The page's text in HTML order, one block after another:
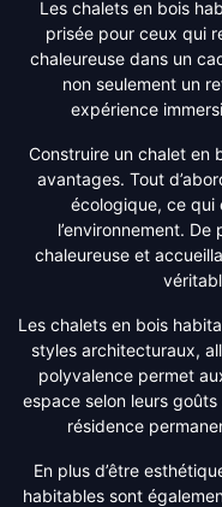
Les chalets en bois
prisée pour ceux qui
chaleureuse dans un
non seulement un
expérience
Construire un chalet en
avantages. Tout
écologique, ce qui
l’environnement.
chaleureuse et
Les chalets en bois
styles architecturaux,
polyvalence permet
espace selon leurs
résidence
En plus d’être
habitables sont